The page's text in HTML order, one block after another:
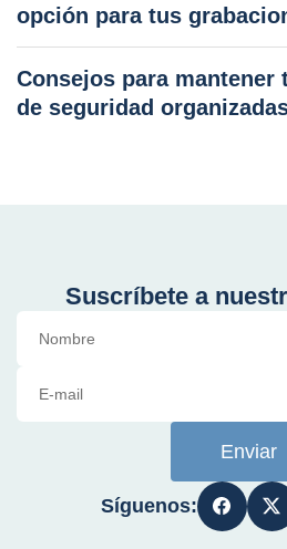
opción para tus
Consejos para mantener
de seguridad
Suscríbete a
Enviar
Síguenos: